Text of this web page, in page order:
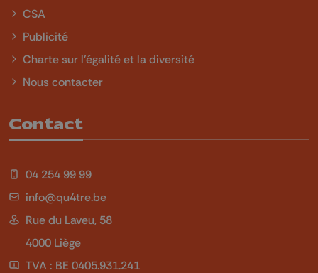
CSA
Publicité
Charte sur l'égalité et la diversité
Nous contacter
Contact
04 254 99 99
info@qu4tre.be
Rue du Laveu, 58
4000 Liège
TVA : BE 0405.931.241